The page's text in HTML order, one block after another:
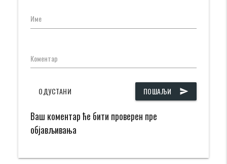
Име
Коментар
ПОШАЉИ send
ОДУСТАНИ
Ваш коментар ће бити проверен пре
објављивања